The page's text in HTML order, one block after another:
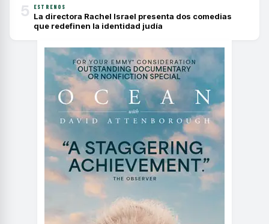
5 ESTRENOS
La directora Rachel Israel presenta dos comedias
que redefinen la identidad judía